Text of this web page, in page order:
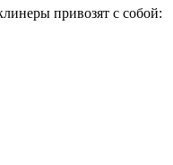
привозят с собой: